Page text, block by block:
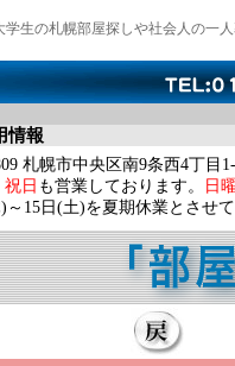
生の札幌部屋探しや社会人の一
情報
札幌市中央区南9条西4丁目
祝日 も営業しております。 日
～15日(土)を夏期休業とさせて